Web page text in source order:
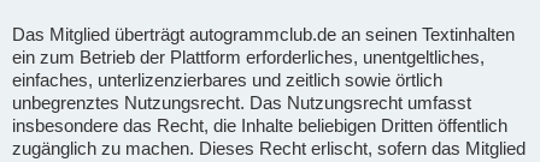
Das Mitglied überträgt autogrammclub.de an seinen Textinhalten
ein zum Betrieb der Plattform erforderliches, unentgeltliches,
einfaches, unterlizenzierbares und zeitlich sowie örtlich
unbegrenztes Nutzungsrecht. Das Nutzungsrecht umfasst
insbesondere das Recht, die Inhalte beliebigen Dritten öffentlich
zugänglich zu machen. Dieses Recht erlischt, sofern das Mitglied